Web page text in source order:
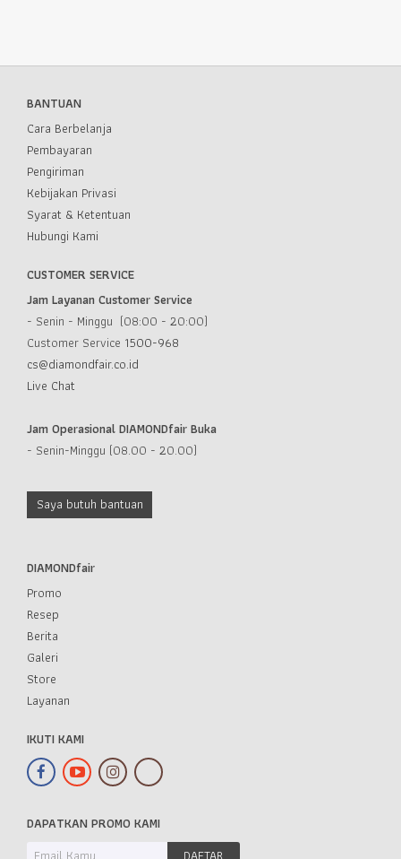
BANTUAN
Cara Berbelanja
Pembayaran
Pengiriman
Kebijakan Privasi
Syarat & Ketentuan
Hubungi Kami
CUSTOMER SERVICE
Jam Layanan Customer Service
- Senin - Minggu (08:00 - 20:00)
Customer Service 1500-968
cs@diamondfair.co.id
Live Chat
Jam Operasional DIAMONDfair Buka
- Senin-Minggu (08.00 - 20.00)
Saya butuh bantuan
DIAMONDfair
Promo
Resep
Berita
Galeri
Store
Layanan
IKUTI KAMI
DAPATKAN PROMO KAMI